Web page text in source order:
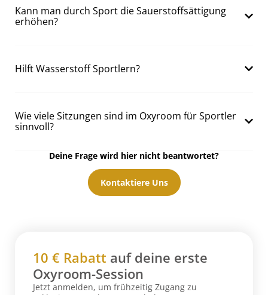
Kann man durch Sport die Sauerstoffsättigung
erhöhen?
Hilft Wasserstoff Sportlern?
Wie viele Sitzungen sind im Oxyroom für Sportler
sinnvoll?
Deine Frage wird hier nicht beantwortet?
Kontaktiere Uns
10 € Rabatt auf deine erste
Oxyroom-Session
Jetzt anmelden, um frühzeitig Zugang zu